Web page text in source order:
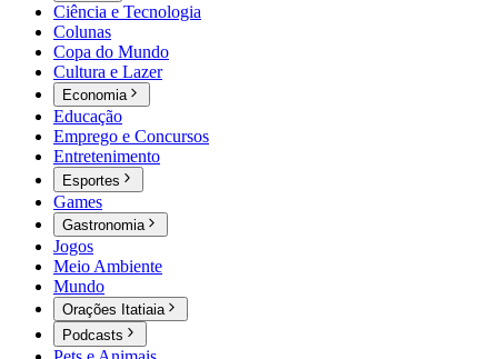
Ciência e Tecnologia
Colunas
Copa do Mundo
Cultura e Lazer
Economia
Educação
Emprego e Concursos
Entretenimento
Esportes
Games
Gastronomia
Jogos
Meio Ambiente
Mundo
Orações Itatiaia
Podcasts